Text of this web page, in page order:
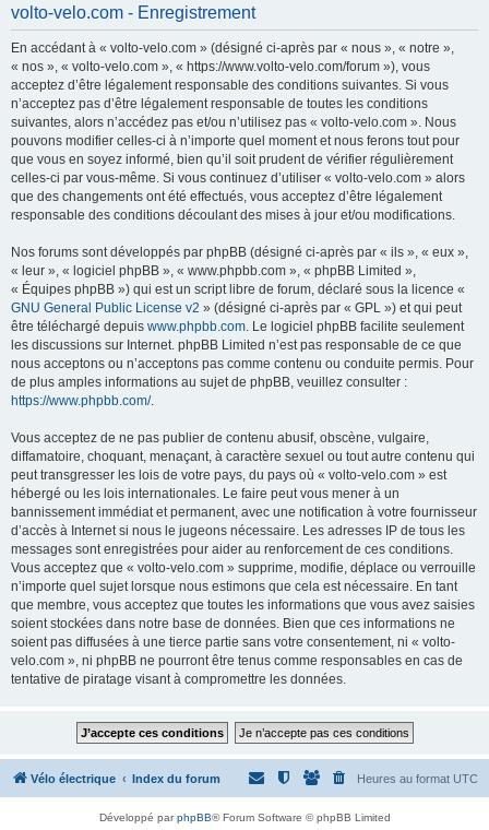
volto-velo.com - Enregistrement
En accédant à « volto-velo.com » (désigné ci-après par « nous », « notre »,
« nos », « volto-velo.com », « https://www.volto-velo.com/forum »), vous
acceptez d’être légalement responsable des conditions suivantes. Si vous
n’acceptez pas d’être légalement responsable de toutes les conditions
suivantes, alors n’accédez pas et/ou n’utilisez pas « volto-velo.com ». Nous
pouvons modifier celles-ci à n’importe quel moment et nous ferons tout pour
que vous en soyez informé, bien qu’il soit prudent de vérifier régulièrement
celles-ci par vous-même. Si vous continuez d’utiliser « volto-velo.com » alors
que des changements ont été effectués, vous acceptez d’être légalement
responsable des conditions découlant des mises à jour et/ou modifications.
Nos forums sont développés par phpBB (désigné ci-après par « ils », « eux »,
« leur », « logiciel phpBB », « www.phpbb.com », « phpBB Limited »,
« Équipes phpBB ») qui est un script libre de forum, déclaré sous la licence «
GNU General Public License v2 » (désigné ci-après par « GPL ») et qui peut
être téléchargé depuis www.phpbb.com. Le logiciel phpBB facilite seulement
les discussions sur Internet. phpBB Limited n’est pas responsable de ce que
nous acceptons ou n’acceptons pas comme contenu ou conduite permis. Pour
de plus amples informations au sujet de phpBB, veuillez consulter :
https://www.phpbb.com/.
Vous acceptez de ne pas publier de contenu abusif, obscène, vulgaire,
diffamatoire, choquant, menaçant, à caractère sexuel ou tout autre contenu qui
peut transgresser les lois de votre pays, du pays où « volto-velo.com » est
hébergé ou les lois internationales. Le faire peut vous mener à un
bannissement immédiat et permanent, avec une notification à votre fournisseur
d’accès à Internet si nous le jugeons nécessaire. Les adresses IP de tous les
messages sont enregistrées pour aider au renforcement de ces conditions.
Vous acceptez que « volto-velo.com » supprime, modifie, déplace ou verrouille
n’importe quel sujet lorsque nous estimons que cela est nécessaire. En tant
que membre, vous acceptez que toutes les informations que vous avez saisies
soient stockées dans notre base de données. Bien que ces informations ne
soient pas diffusées à une tierce partie sans votre consentement, ni « volto-
velo.com », ni phpBB ne pourront être tenus comme responsables en cas de
tentative de piratage visant à compromettre les données.
Vélo électrique Index du forum Heures au format UTC
Développé parphpBB® Forum Software © phpBB Limited